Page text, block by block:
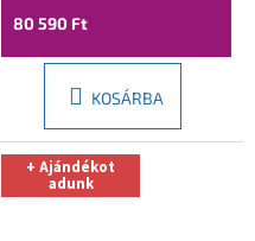
80 590 Ft
KOSÁRBA
+ Ajándékot
adunk